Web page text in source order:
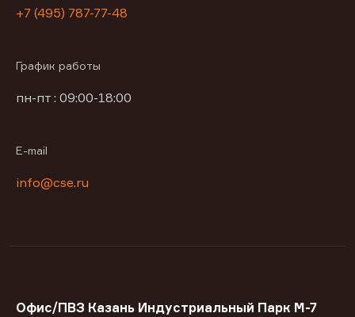
+7 (495) 787-77-48
График работы
пн-пт : 09:00-18:00
E-mail
info@cse.ru
Офис/ПВЗ Казань Индустриальный Парк М-7